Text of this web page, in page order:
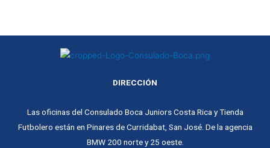
DIRECCIÓN
Las oficinas del Consulado Boca Juniors Costa Rica y Tienda
Futbolero están en Pinares de Curridabat, San José. De la agencia
BMW 200 norte y 25 oeste.